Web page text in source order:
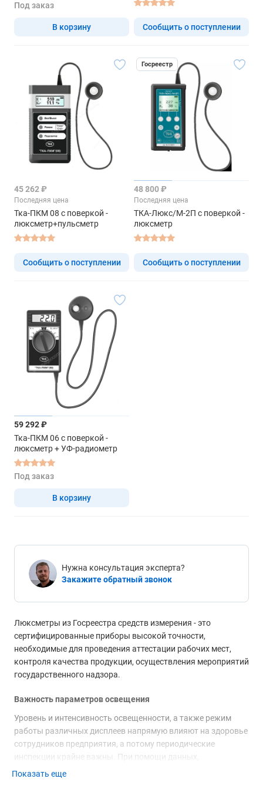
Под заказ
В корзину Сообщить о поступлении
45 262 ₽
Последняя цена
Тка-ПКМ 08 с поверкой -
люксметр+пульсметр
Сообщить о поступлении
Госреестр
48 800 ₽
Последняя цена
ТКА-Люкс/М-2П с поверкой -
люксметр
Сообщить о поступлении
59 292 ₽
Тка-ПКМ 06 с поверкой -
люксметр + УФ-радиометр
Под заказ
В корзину
Нужна консультация эксперта?
Закажите обратный звонок
Люксметры из Госреестра средств измерения - это
сертифицированные приборы высокой точности,
необходимые для проведения аттестации рабочих мест,
контроля качества продукции, осуществления мероприятий
государственного надзора.
Важность параметров освещения
Уровень и интенсивность освещенности, а также режим
работы различных дисплеев напрямую влияют на здоровье
сотрудников предприятия, а потому периодические
инспекции крайне важны. При помощи данных,
зафиксированных
Показать еще